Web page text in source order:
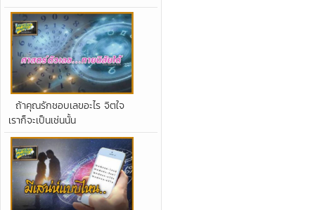
ถ้าคุณรักชอบเลขอะไร จิตใจ
เราก็จะเป็นเช่นนั้น